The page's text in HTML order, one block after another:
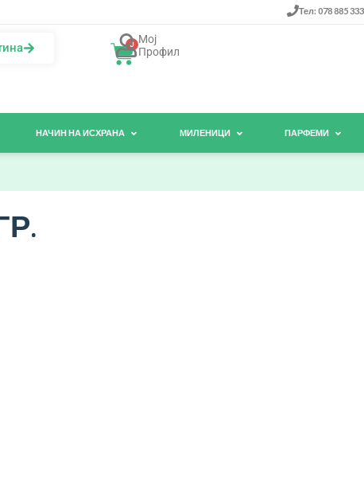
Тел: 078 885 333
0 Мој
Профил
НАЧИН НА ИСХРАНА МИЛЕНИЦИ ПАРФЕМИ